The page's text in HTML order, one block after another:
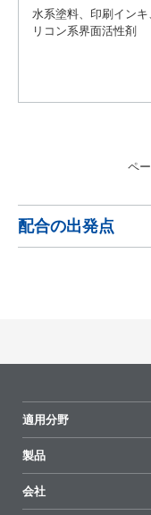
水系塗料、印刷イン
リコン系界面活性剤
ペ
配合の出発点
製品
PDF をダウンロード
水系用ピグメント
適用分野
製品
全製品
会社